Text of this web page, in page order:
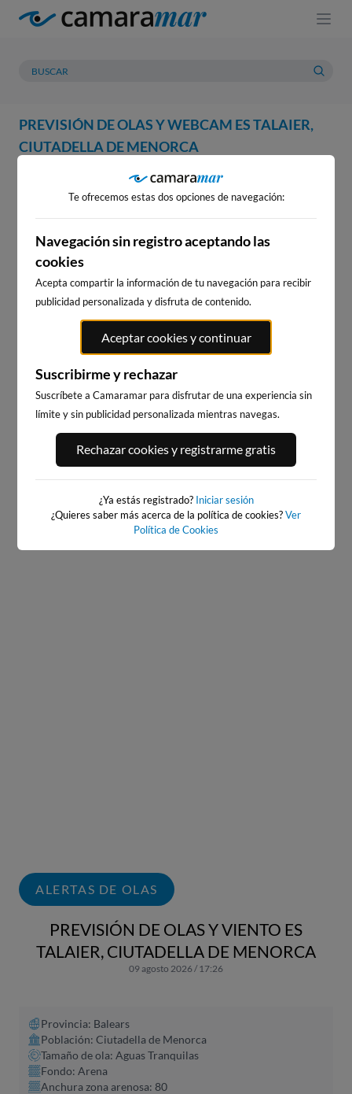
PREVISIÓN DE OLAS Y WEBCAM ES TALAIER,
CIUTADELLA DE MENORCA
PREVISIÓN METEOROLOGÍA
WEBCAM ES TALAIER,
CIUTADELLA DE MENORCA
WEBCAMS CERCANAS
PORT ANDRATX
137km · Andratx
PLAYA EL MASNOU
0.0 m PLATO
ALERTAS DE OLAS
PREVISIÓN DE OLAS Y VIENTO ES
TALAIER, CIUTADELLA DE MENORCA
09 agosto 2026 / 17:26
Provincia: Balears
Población: Ciutadella de Menorca
Tamaño de ola: Aguas Tranquilas
Fondo: Arena
Anchura zona arenosa: 80
Te ofrecemos estas dos opciones de navegación:
Navegación sin registro aceptando las
cookies
Acepta compartir la información de tu navegación para recibir
publicidad personalizada y disfruta de contenido.
Aceptar cookies y continuar
Suscribirme y rechazar
Suscríbete a Camaramar para disfrutar de una experiencia sin
límite y sin publicidad personalizada mientras navegas.
Rechazar cookies y registrarme gratis
¿Ya estás registrado? Iniciar sesión
¿Quieres saber más acerca de la política de cookies?Ver
Política de Cookies